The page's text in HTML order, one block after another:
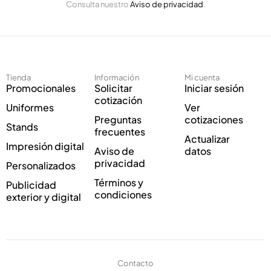
o
r
r
o
E
e
c
r
ó
c
c
n
i
c
o
*
Consulta nuestroAviso de privacidad.
Tienda
Promocionales
Uniformes
Stands
Impresión digital
Personalizados
Publicidad
exterior y digital
Información
Solicitar
cotización
Preguntas
frecuentes
Aviso de
privacidad
Términos y
condiciones
Mi cuenta
Iniciar sesión
Ver
cotizaciones
Actualizar
datos
Contacto